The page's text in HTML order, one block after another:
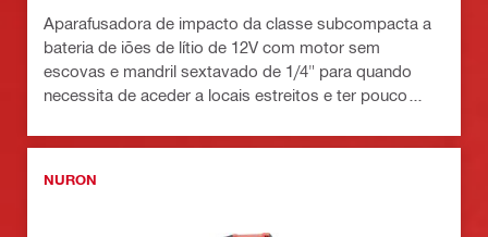
Aparafusadora de impacto da classe subcompacta a
bateria de iões de lítio de 12V com motor sem
escovas e mandril sextavado de 1/4" para quando
necessita de aceder a locais estreitos e ter pouco
NURON